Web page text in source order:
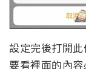
設定完後打開
要看裡面的內容